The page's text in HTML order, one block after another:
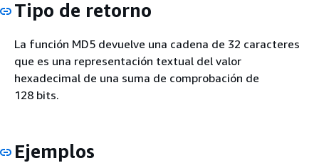
Tipo de retorno
La función MD5 devuelve una cadena de 32 caracteres
que es una representación textual del valor
hexadecimal de una suma de comprobación de
128 bits.
Ejemplos